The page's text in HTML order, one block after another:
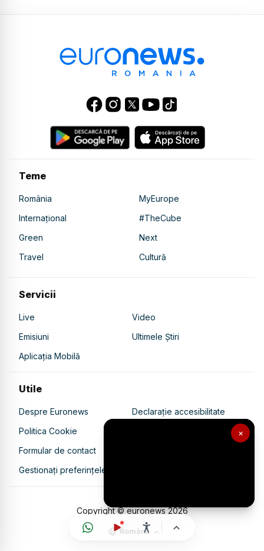
×
Teme
România
MyEurope
Internațional
#TheCube
Green
Next
Travel
Cultură
Servicii
Live
Video
Emisiuni
Ultimele Știri
Aplicația Mobilă
Utile
Despre Euronews
Declarație accesibilitate
Politica Cookie
Politica de confidențialitate
Formular de contact
Gestionați preferințele
Copyright © euronews2026
Română